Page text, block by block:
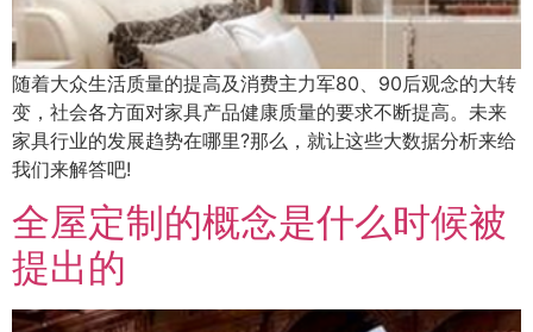
随着大众生活质量的提高及消费主力军80、90后观念的大转
变，社会各方面对家具产品健康质量的要求不断提高。未来
家具行业的发展趋势在哪里?那么，就让这些大数据分析来给
我们来解答吧!
全屋定制的概念是什么时候被
提出的